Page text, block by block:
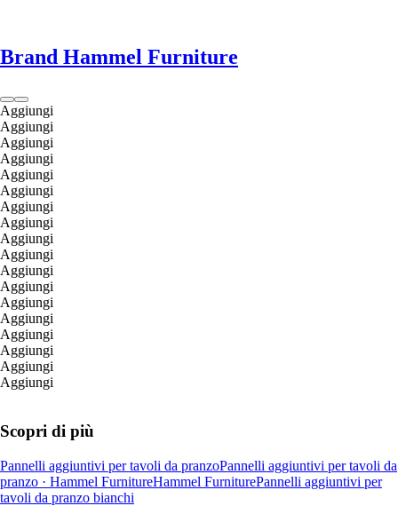
Brand Hammel Furniture
Aggiungi
Aggiungi
Aggiungi
Aggiungi
Aggiungi
Aggiungi
Aggiungi
Aggiungi
Aggiungi
Aggiungi
Aggiungi
Aggiungi
Aggiungi
Aggiungi
Aggiungi
Aggiungi
Aggiungi
Aggiungi
Scopri di più
Pannelli aggiuntivi per tavoli da pranzoPannelli aggiuntivi per tavoli da
pranzo · Hammel FurnitureHammel FurniturePannelli aggiuntivi per
tavoli da pranzo bianchi